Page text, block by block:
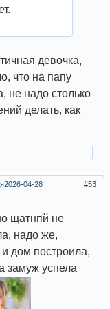
девочка,
что на папу
не надо столько
делать, как
53
2026-04-28
щатнпй не
надо же,
дом построила,
замуж успела